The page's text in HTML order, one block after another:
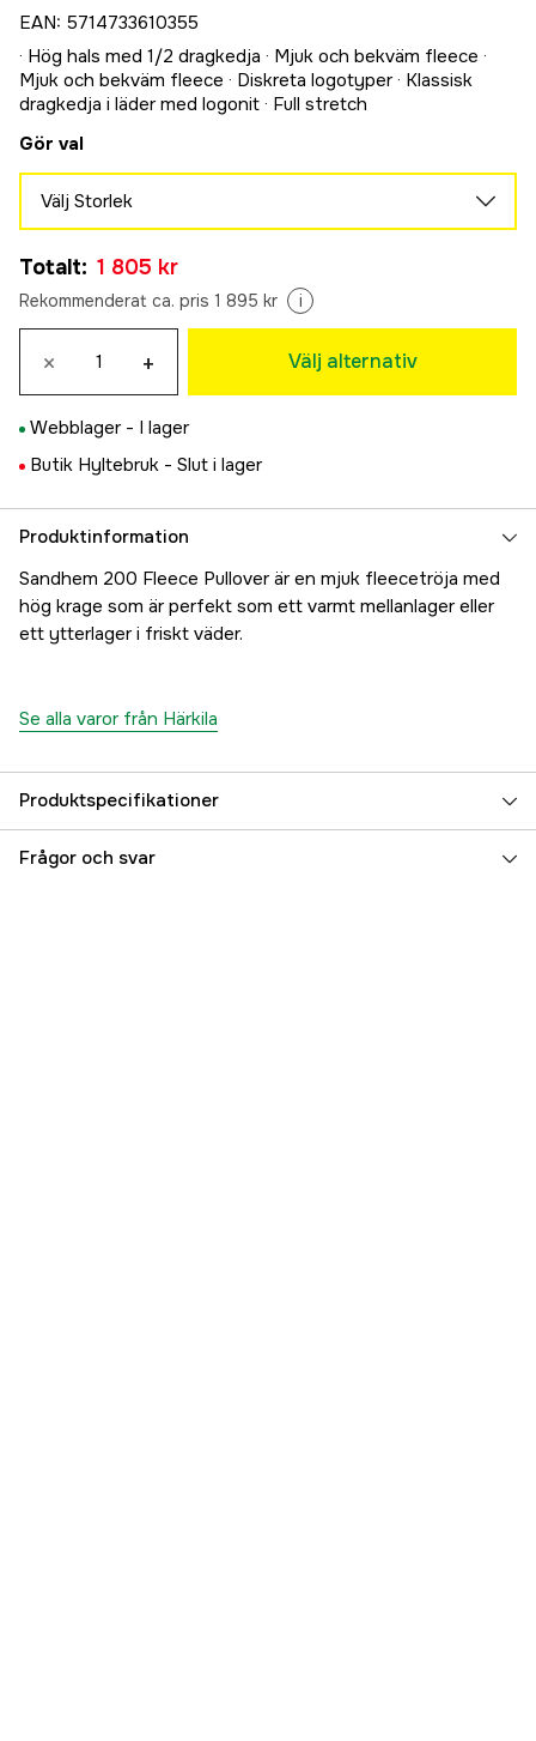
EAN: 5714733610355
· Hög hals med 1/2 dragkedja · Mjuk och bekväm fleece ·
Mjuk och bekväm fleece · Diskreta logotyper · Klassisk
dragkedja i läder med logonit · Full stretch
Gör val
Välj Storlek
1 805 kr
L
1 805 kr
Tillfälligt slut
1 805 kr
3XL
Totalt: 1 805 kr
Rekommenderat ca. pris 1 895 kr i
× + Välj alternativ
Webblager - I lager
Butik Hyltebruk - Slut i lager
Produktinformation
Sandhem 200 Fleece Pullover är en mjuk fleecetröja med
hög krage som är perfekt som ett varmt mellanlager eller
ett ytterlager i friskt väder.
Se alla varor från Härkila
Produktspecifikationer
Färgton Grön
Frågor och svar